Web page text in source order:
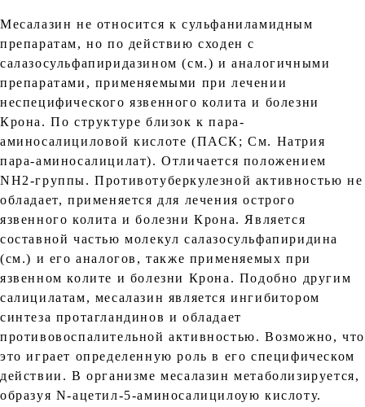
Месалазин не относится к сульфаниламидным
препаратам, но по действию сходен с
салазосульфапиридазином (см.) и аналогичными
препаратами, применяемыми при лечении
неспецифического язвенного колита и болезни
Крона. По структуре близок к пара-
аминосалициловой кислоте (ПАСК; См. Натрия
пара-аминосалицилат). Отличается положением
NH2-группы. Противотуберкулезной активностью не
обладает, применяется для лечения острого
язвенного колита и болезни Крона. Является
составной частью молекул салазосульфапиридина
(см.) и его аналогов, также применяемых при
язвенном колите и болезни Крона. Подобно другим
салицилатам, месалазин является ингибитором
синтеза протагландинов и обладает
противовоспалительной активностью. Возможно, что
это играет определенную роль в его специфическом
действии. В организме месалазин метаболизируется,
образуя N-ацетил-5-аминосалицилоую кислоту.